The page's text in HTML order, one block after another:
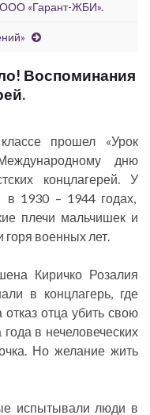
ООО «Гарант-ЖБИ».
Воспоминания
прошел «Урок
дню
концлагерей. У
1930 – 1944 годах,
плечи мальчишек и
горя военных лет.
Киричко Розалия
в концлагерь, где
отца убить свою
в нечеловеческих
Но желание жить
испытывали люди в